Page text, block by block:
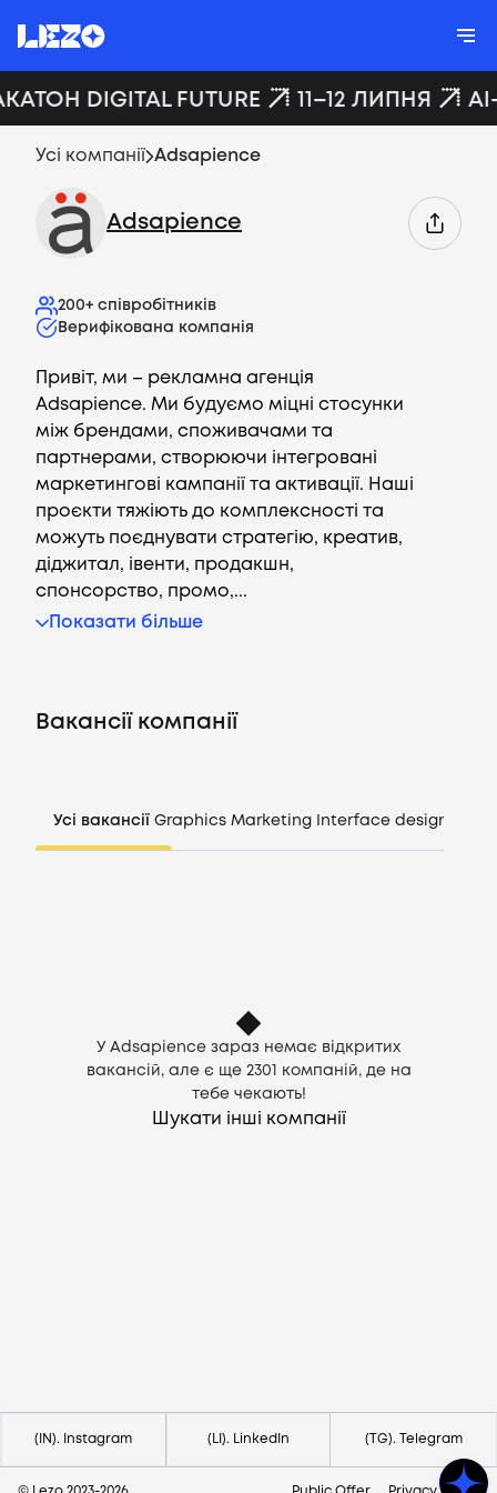
Вакансії
CV генератор
DIGITAL FUTURE 11–12 ЛИПНЯ
Усі компанії Adsapience
Adsapience
200+ співробітників
Верифікована компанія
Привіт, ми – рекламна агенція
Adsapience. Ми будуємо міцні стосунки
між брендами, споживачами та
партнерами, створюючи інтегровані
маркетингові кампанії та активації. Наші
проєкти тяжіють до комплексності та
можуть поєднувати стратегію, креатив,
діджитал, івенти, продакшн,
спонсорство, промо,...
Показати більше
Вакансії компанії
Усі вакансії Graphics Marketing Interface design
У Adsapience зараз немає відкритих
вакансій, але є ще 2301
компаній, де на
тебе чекають!
Шукати інші компанії
(IN). Instagram (LI). LinkedIn (TG). Telegram